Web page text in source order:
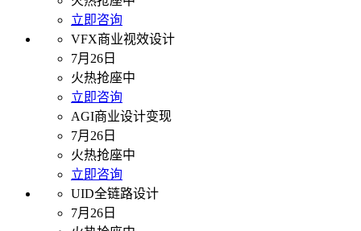
立即咨询
VFX商业视效设计
7月26日
火热抢座中
立即咨询
AGI商业设计变现
7月26日
火热抢座中
立即咨询
UID全链路设计
7月26日